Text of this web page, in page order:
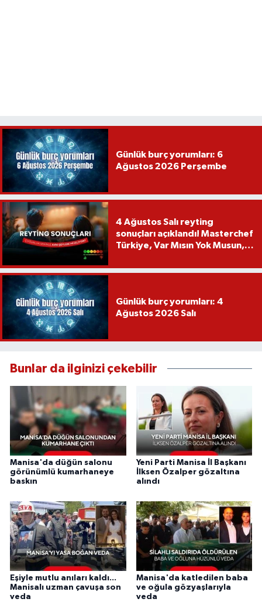
Günlük burç yorumları: 6
Ağustos 2026 Perşembe
4 Ağustos Salı reyting
sonuçları açıklandı! Masterchef
Türkiye, Var Mısın Yok Musun,
Günlük burç yorumları: 4
Ağustos 2026 Salı
Bunlar da ilginizi çekebilir
Manisa'da düğün salonu
görünümlü kumarhaneye
baskın
Yeni Parti Manisa İl Başkanı
İlksen Özalper gözaltına
alındı
Eşiyle mutlu anıları kaldı...
Manisalı uzman çavuşa son
veda
Manisa'da katledilen baba
ve oğula gözyaşlarıyla
veda